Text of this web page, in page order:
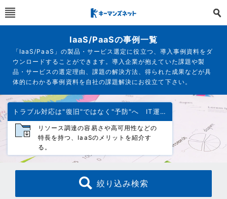
IaaS/PaaSの事例一覧
「IaaS/PaaS」の製品・サービス選定に役立つ、導入事例資料をダ
ウンロードすることができます。導入企業が抱えていた課題や製
品・サービスの選定理由、課題の解決方法、得られた成果などが具
体的にわかる事例資料を自社の課題解決にお役立て下さい。
トラブル対応は"復旧"ではなく"予防"へ IT運用管理を見直す
リソース調達の容易さや高可用性などの
特長を持つ、IaaSのメリットを紹介す
る。
絞り込み検索